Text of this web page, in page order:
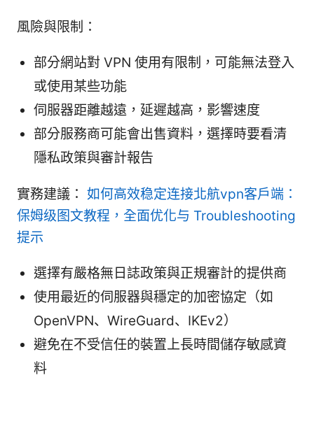
風險與限制：
部分網站對 VPN 使用有限制，可能無法登入
或使用某些功能
伺服器距離越遠，延遲越高，影響速度
部分服務商可能會出售資料，選擇時要看清
隱私政策與審計報告
實務建議： 如何高效稳定连接北航vpn客户端：
保姆级图文教程，全面优化与 Troubleshooting
提示
選擇有嚴格無日誌政策與正規審計的提供商
使用最近的伺服器與穩定的加密協定（如
OpenVPN、WireGuard、IKEv2）
避免在不受信任的裝置上長時間儲存敏感資
料